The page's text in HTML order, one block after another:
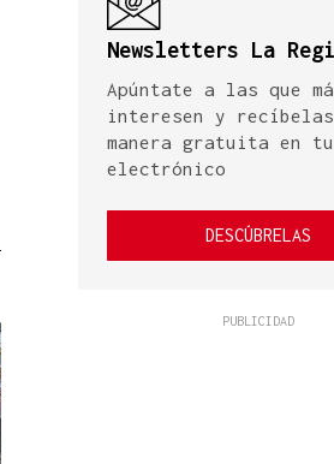
Newsletters La
Apúntate a las que
interesen y
manera gratuita en
electrónico
DESCÚBRELAS